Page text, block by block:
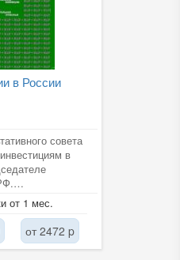
в России
совета
в
рынок....
от 1 мес.
от 2472 p